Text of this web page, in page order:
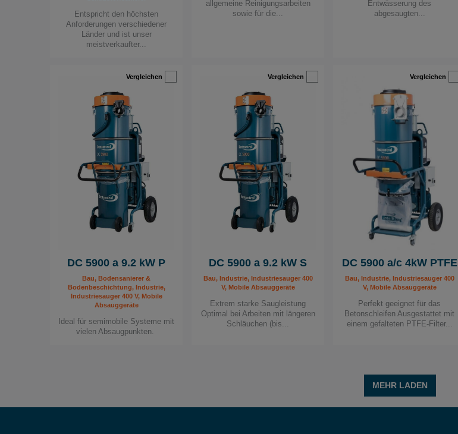
Entspricht den höchsten
Anforderungen verschiedener
Länder und ist unser
meistverkaufter...
allgemeine Reinigungsarbeiten
sowie für die...
Entwässerung des
abgesaugten...
Vergleichen
DC 5900 a 9.2 kW P
Bau, Bodensanierer &
Bodenbeschichtung, Industrie,
Industriesauger 400 V, Mobile
Absauggeräte
Ideal für semimobile Systeme mit
vielen Absaugpunkten.
Vergleichen
DC 5900 a 9.2 kW S
Bau, Industrie, Industriesauger 400
V, Mobile Absauggeräte
Extrem starke Saugleistung
Optimal bei Arbeiten mit längeren
Schläuchen (bis...
Vergleichen
DC 5900 a/c 4kW PTFE
Bau, Industrie, Industriesauger 400
V, Mobile Absauggeräte
Perfekt geeignet für das
Betonschleifen Ausgestattet mit
einem gefalteten PTFE-Filter...
MEHR LADEN